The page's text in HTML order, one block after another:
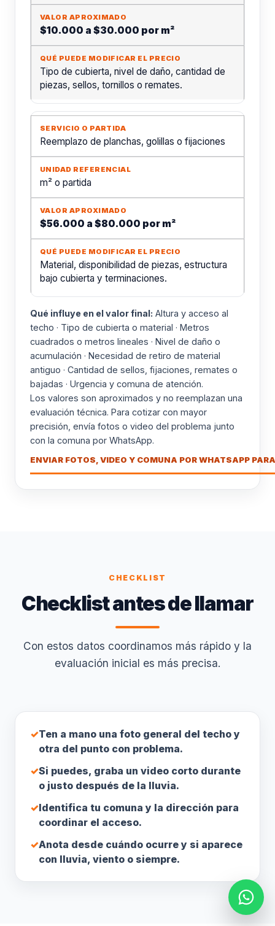
$10.000 a $30.000 por m²
Tipo de cubierta, nivel de daño, cantidad de
piezas, sellos, tornillos o remates.
Reemplazo de planchas, golillas o fijaciones
m² o partida
$56.000 a $80.000 por m²
Material, disponibilidad de piezas, estructura
bajo cubierta y terminaciones.
Qué influye en el valor final: Altura y acceso al
techo · Tipo de cubierta o material · Metros
cuadrados o metros lineales · Nivel de daño o
acumulación · Necesidad de retiro de material
antiguo · Cantidad de sellos, fijaciones, remates o
bajadas · Urgencia y comuna de atención.
Los valores son aproximados y no reemplazan una
evaluación técnica. Para cotizar con mayor
precisión, envía fotos o video del problema junto
con la comuna por WhatsApp.
ENVIAR FOTOS, VIDEO Y COMUNA POR WHATSAPP
CHECKLIST
Checklist antes de llamar
Con estos datos coordinamos más rápido y la
evaluación inicial es más precisa.
✓Ten a mano una foto general del techo y
otra del punto con problema.
✓Si puedes, graba un video corto durante
o justo después de la lluvia.
✓Identifica tu comuna y la dirección para
coordinar el acceso.
✓Anota desde cuándo ocurre y si aparece
con lluvia, viento o siempre.